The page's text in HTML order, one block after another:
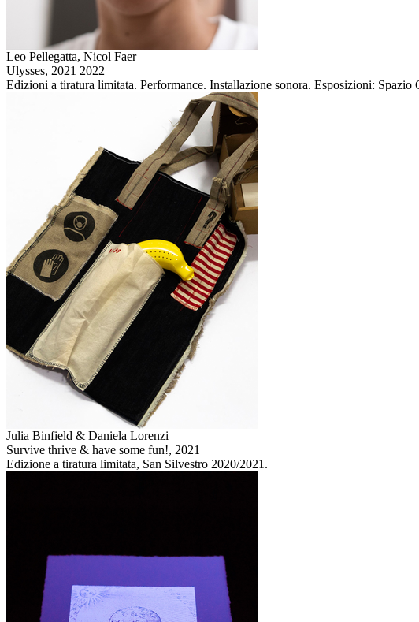
Leo Pellegatta, Nicol Faer
Ulysses, 2021 2022
Edizioni a tiratura limitata. Performance. Installazione sonora. Esposizioni:
Julia Binfield & Daniela Lorenzi
Survive thrive & have some fun!, 2021
Edizione a tiratura limitata, San Silvestro 2020/2021.